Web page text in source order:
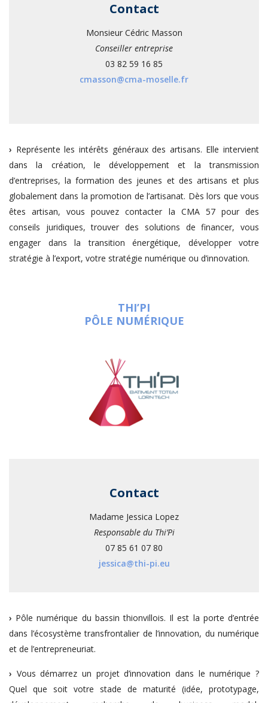
Contact
Monsieur Cédric Masson
Conseiller entreprise
03 82 59 16 85
cmasson@cma-moselle.fr
› Représente les intérêts généraux des artisans. Elle intervient
dans la création, le développement et la transmission
d’entreprises, la formation des jeunes et des artisans et plus
globalement dans la promotion de l’artisanat. Dès lors que vous
êtes artisan, vous pouvez contacter la CMA 57 pour des
conseils juridiques, trouver des solutions de financer, vous
engager dans la transition énergétique, développer votre
stratégie à l’export, votre stratégie numérique ou d’innovation.
THI’PI
PÔLE NUMÉRIQUE
Contact
Madame Jessica Lopez
Responsable du Thi’Pi
07 85 61 07 80
jessica@thi-pi.eu
› Pôle numérique du bassin thionvillois. Il est la porte d’entrée
dans l’écosystème transfrontalier de l’innovation, du numérique
et de l’entrepreneuriat.
› Vous démarrez un projet d’innovation dans le numérique ?
Quel que soit votre stade de maturité (idée, prototypage,